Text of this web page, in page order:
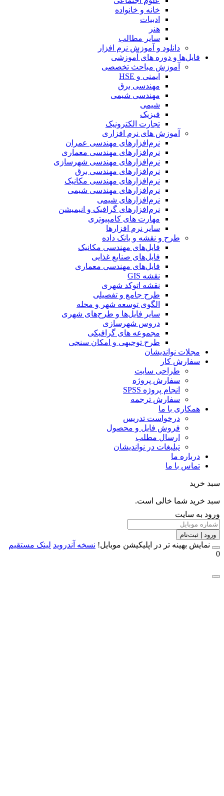
خانه و خانواده
ادبیات
هنر
سایر مطالب
دانلود و آموزش نرم افزار
فایل‌ها و دوره های آموزشی
آموزش مباحث تخصصی
ایمنی و HSE
مهندسی برق
مهندسی شیمی
شیمی
فیزیک
تجارت الکترونیک
آموزش های نرم افزاری
نرم‌افزارهای مهندسی عمران
نرم‌افزارهای مهندسی معماری
نرم‌افزارهای مهندسی شهرسازی
نرم‌افزارهای مهندسی برق
نرم‌افزارهای مهندسی مکانیک
نرم‌افزارهای مهندسی شیمی
نرم‌افزارهای شیمی
نرم‌افزارهای گرافیک و انیمیشن
مهارت های کامپیوتری
سایر نرم افزارها
طرح و نقشه و بانک داده
فایل‌های مهندسی مکانیک
فایل‌های صنایع غذایی
فایل‌های مهندسی معماری
نقشه GIS
نقشه اتوکد شهری
طرح جامع و تفصیلی
الگوی توسعه شهر و محله
سایر فایل‌ها و طرح‌های شهری
دروس شهرسازی
مجموعه های گرافیکی
طرح توجیهی و امکان سنجی
مجلات نواندیشان
سفارش کار
طراحی سایت
سفارش پروژه
انجام پروژه SPSS
سفارش ترجمه
همکاری با ما
درخواست تدریس
فروش فایل و محصول
ارسال مطلب
تبلیغات در نواندیشان
درباره ما
تماس با ما
خرید شما خالی است.
به سایت
| ثبت‌نام
بهینه تر در اپلیکیشن موبایل!نسخه آندروید لینک مستقیم